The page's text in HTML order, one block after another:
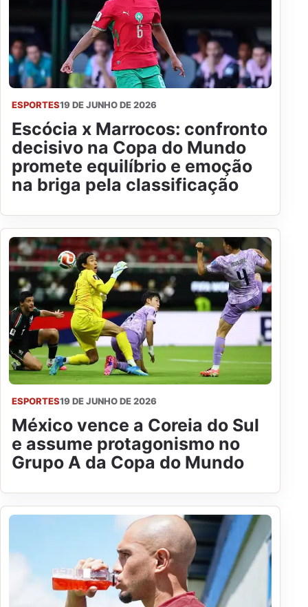
ESPORTES19 DE JUNHO DE 2026
Escócia x Marrocos: confronto
decisivo na Copa do Mundo
promete equilíbrio e emoção
na briga pela classificação
ESPORTES19 DE JUNHO DE 2026
México vence a Coreia do Sul
e assume protagonismo no
Grupo A da Copa do Mundo